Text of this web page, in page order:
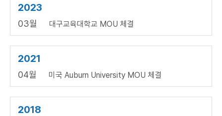
2023
03월 대구교육대학교 MOU 체결
2021
04월 미국 Auburn University MOU 체결
2018